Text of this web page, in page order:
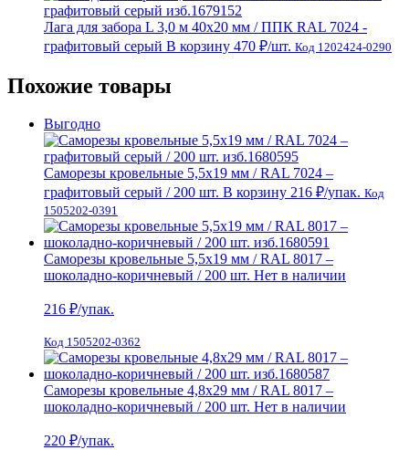
Лага для забора L 3,0 м 40х20 мм / ППК RAL 7024 -
графитовый серый В корзину 470 ₽/шт. Код 1202424-0290
Похожие товары
Выгодно
Саморезы кровельные 5,5х19 мм / RAL 7024 –
графитовый серый / 200 шт. В корзину 216 ₽/упак. Код
1505202-0391
Саморезы кровельные 5,5х19 мм / RAL 8017 –
шоколадно-коричневый / 200 шт. Нет в наличии
216 ₽/упак.
Код 1505202-0362
Саморезы кровельные 4,8х29 мм / RAL 8017 –
шоколадно-коричневый / 200 шт. Нет в наличии
220 ₽/упак.